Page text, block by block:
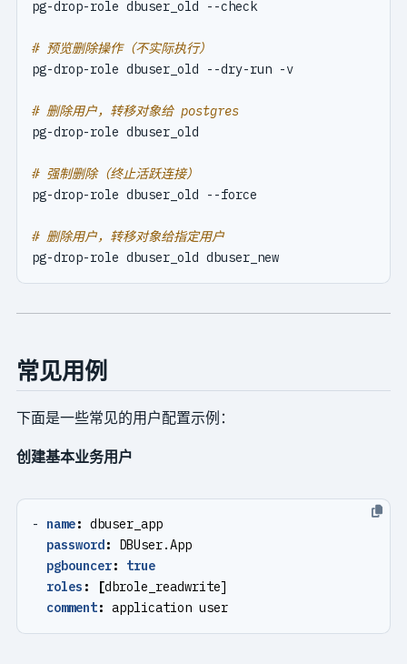
pg-drop-role dbuser_old --check
# 预览删除操作（不实际执行）
pg-drop-role dbuser_old --dry-run -v
# 删除用户，转移对象给 postgres
# 强制删除（终止活跃连接）
# 删除用户，转移对象给指定用户
pg-drop-role dbuser_old dbuser_new
常见用例
下面是一些常见的用户配置示例：
创建基本业务用户
- name: dbuser_app
password:
DBUser.App
pgbouncer:
true
roles : [dbrole_readwrite]
comment: application user